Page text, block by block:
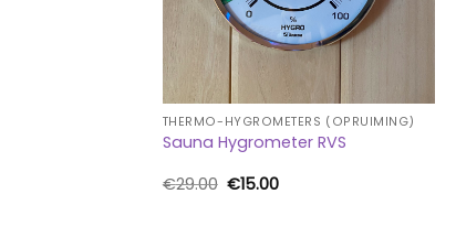
THERMO-HYGROMETERS (OPRUIMING)
Sauna Hygrometer RVS
€29.00 Oorspronkelijke
€15.00Huidige